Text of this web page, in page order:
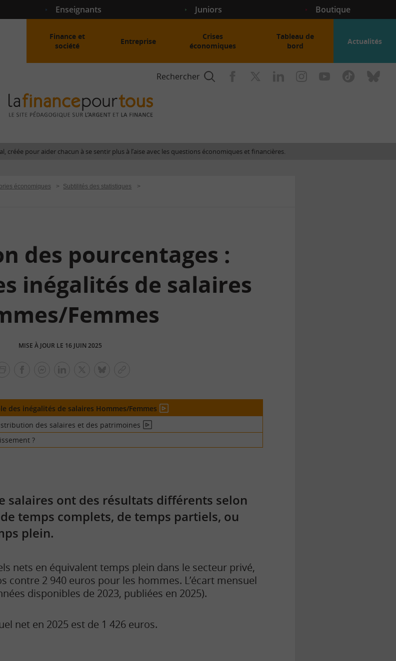
Enseignants Juniors Boutique
Finance et
société
Entreprise
Crises
économiques
Tableau de
bord
Actualités
Rechercher
finance
site
créée pour aider chacun à se sentir plus à l’aise avec les questions économiques et financières.
économiques > Subtilités des statistiques
>
des pourcentages :
inégalités de salaires
Femmes
MISE À JOUR LE 16 JUIN 2025
lien
des inégalités de salaires Hommes/Femmes En
des salaires et des patrimoines En
?
salaires ont des résultats différents selon
temps complets, de temps partiels, ou
plein.
nets en équivalent temps plein dans le secteur privé,
contre 2 940 euros pour les hommes. L’écart mensuel
disponibles de 2023, publiées en 2025).
net en 2025 est de 1 426 euros.